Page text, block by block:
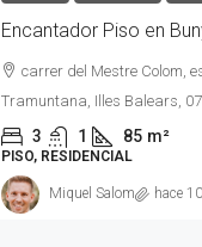
Encantador Piso en
carrer del Mestre Colom,
Tramuntana, Illes Balears,
3 1 85 m²
PISO, RESIDENCIAL
Miquel Salom hace